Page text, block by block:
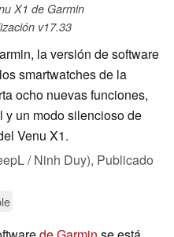
X1 de Garmin
v17.33
la versión de software
smartwatches de la
ocho nuevas funciones,
y un modo silencioso de
Venu X1.
/ Ninh Duy), Publicado